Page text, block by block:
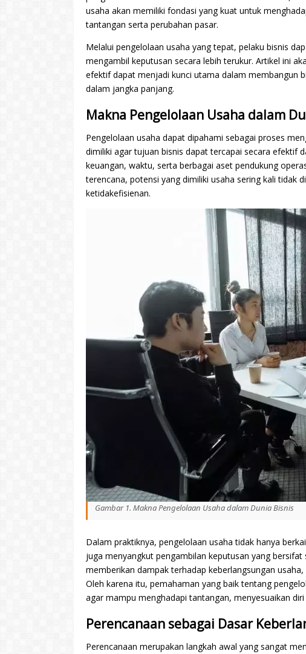
usaha akan memiliki fondasi yang kuat untuk
tantangan serta perubahan pasar.
Melalui pengelolaan usaha yang tepat, pelaku bisnis
mengambil keputusan secara lebih terukur. Artikel ini
efektif dapat menjadi kunci utama dalam membangun
dalam jangka panjang.
Makna Pengelolaan Usaha dalam
Pengelolaan usaha dapat dipahami sebagai proses
dimiliki agar tujuan bisnis dapat tercapai secara efektif
keuangan, waktu, serta berbagai aset pendukung
terencana, potensi yang dimiliki usaha sering kali tidak
ketidakefisienan.
Gambar 1. Makna Pengelolaan Usaha dalam Dunia Bisnis
Dalam praktiknya, pengelolaan usaha tidak hanya
juga menyangkut pengambilan keputusan yang
memberikan dampak terhadap keberlangsungan
Oleh karena itu, pemahaman yang baik tentang
agar mampu menghadapi tantangan, menyesuaikan
Perencanaan sebagai Dasar
Perencanaan merupakan langkah awal yang sangat